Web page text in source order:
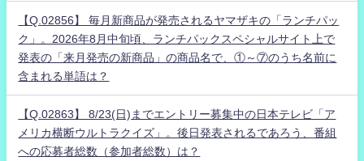
【Q.02856】 毎月新商品が発売されるヤマザキの「ランチパッ
ク」。2026年8月中旬頃、ランチパックスペシャルサイト上で
発表の「来月発売の新商品」の商品名で、①～⑦のうち名前に
含まれる単語は？
【Q.02863】 8/23(日)までエントリー募集中の日本テレビ「ア
メリカ横断ウルトラクイズ」。後日発表されるであろう、番組
への応募者総数（参加者総数）は？